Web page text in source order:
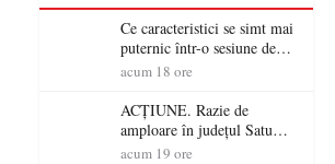
Ce caracteristici se simt mai
puternic într-o sesiune de
distracție la sloturi online:
RTP?
acum 18 ore
ACȚIUNE. Razie de
amploare în județul Satu
Mare! Polițiștii au dat sute
acum 19 ore